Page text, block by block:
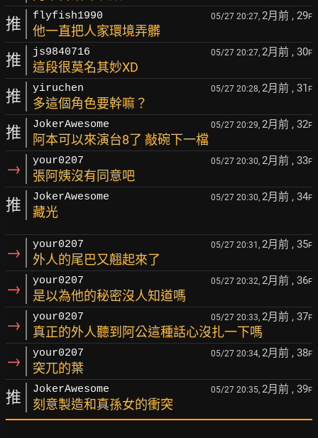
推 flyfish1990 05/27 20:27, 2月前 , 29F
他一直把人家環境弄髒
推 js9840716 05/27 20:27, 2月前 , 30F
這段很莫名其妙XD
推 yiruchen 05/27 20:28, 2月前 , 31 F
多這個角色要幹嘛？
推 JokerAwesome 05/27 20:29, 2月前 , 32F
阿本可以來演台8了 敲碗下一檔
→ your0207 05/27 20:30, 2月前 , 33F
張阿姨沒有同意吧
推 JokerAwesome 05/27 20:30, 2月前 , 34F
藏光
→ your0207 05/27 20:31, 2月前 , 35F
外人的尾巴又翹起來了
→ your0207 05/27 20:32, 2月前 , 36F
是以為他的秘密沒人知道嗎
→ your0207 05/27 20:33, 2月前 , 37F
真正的外人聽到阿公這種話心沒扎一下嗎
→ your0207 05/27 20:34, 2月前 , 38F
突兀的葉
推 JokerAwesome 05/27 20:35, 2月前 , 39F
刻意製造和真孫女的衝突